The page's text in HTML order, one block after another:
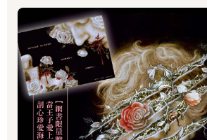
而已。如果誤以為彼此是鬼怪，就會趕快
我如此分析著，來到窪地中央，立刻就看
「噢，真的有耶。」
小金開心地說。確實，這幕景象相當壯觀
腿，看著這一幕。
眼前是一大片插在地面上的人偶，數量約
其中有布偶，也有市松人偶之類的傳統人
淋下已腐朽，有些看起來很新，就像才剛
偶的身體都以棒狀物穿過，插在地面。棒